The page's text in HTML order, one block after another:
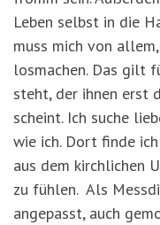
Leben selbst in die
muss mich von
losmachen. Das gilt
steht, der ihnen erst
scheint. Ich suche
wie ich. Dort finde
aus dem kirchlichen
zu fühlen. Als
angepasst, auch